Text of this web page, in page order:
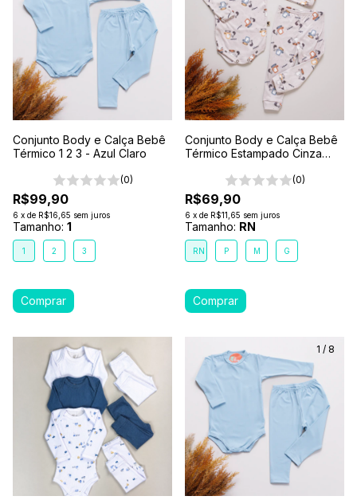
Conjunto Body e Calça Bebê
Térmico 1 2 3 - Azul Claro
(0)
R$99,90
6 x de R$16,65 sem juros
Tamanho: 1
1 2 3
Conjunto Body e Calça Bebê
Térmico Estampado Cinza
(0)
R$69,90
6 x de R$11,65 sem juros
Tamanho: RN
RN P M G
1 / 8